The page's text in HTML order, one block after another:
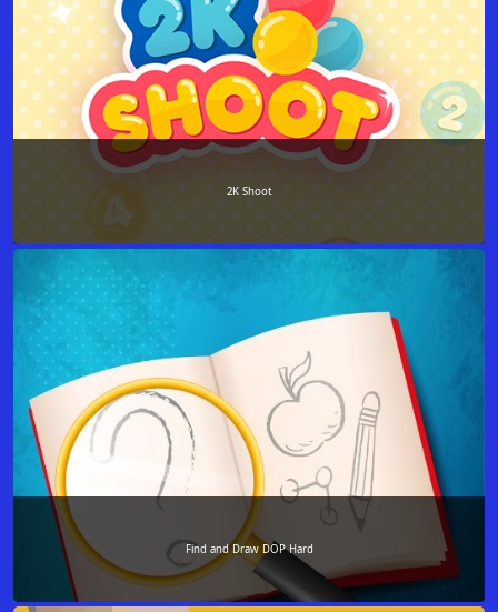
2K Shoot
Find and Draw DOP Hard